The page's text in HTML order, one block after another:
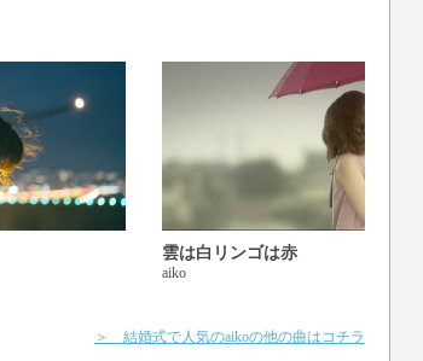
雲は白リンゴは赤
aiko
＞ 結婚式で人気のaikoの他の曲はコチラ